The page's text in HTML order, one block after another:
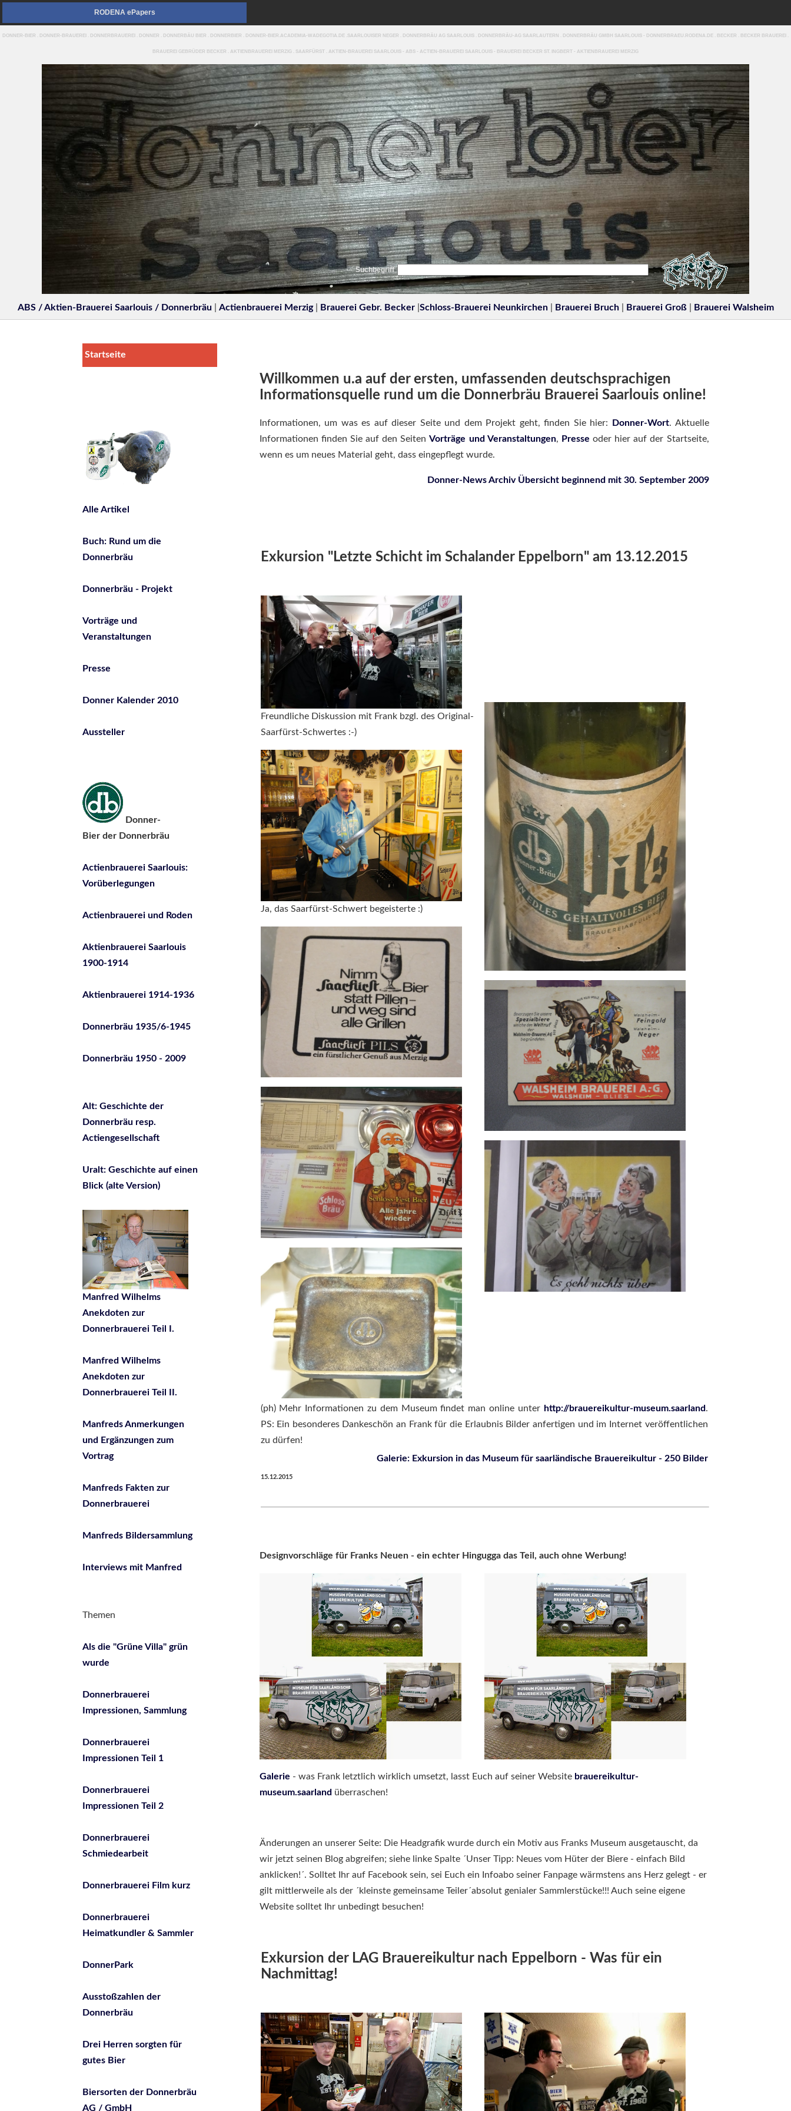
RODENA ePapers
DONNER-BIER . DONNER-BRAUEREI . DONNERBRAUEREI . DONNER . DONNERBÄU BIER . DONNERBIER . DONNER-BIER.ACADEMIA-WADEGOTIA.DE .SAARLOUISER NEGER . DONNERBRÄU AG SAARLOUIS . DONNERBRÄU-AG SAARLAUTERN . DONNERBRÄU GMBH SAARLOUIS - DONNERBRAEU.RODENA.DE . BECKER . BECKER BRAUEREI .
BRAUEREI GEBRÜDER BECKER . AKTIENBRAUEREI MERZIG . SAARFÜRST . AKTIEN-BRAUEREI SAARLOUIS - ABS - ACTIEN-BRAUEREI SAARLOUIS - BRAUEREI BECKER ST. INGBERT - AKTIENBRAUEREI MERZIG
Suchbegriff
ABS / Aktien-Brauerei Saarlouis / Donnerbräu Actienbrauerei Merzig| Brauerei Gebr. Becker| Schloss-Brauerei Neunkirchen| Brauerei Bruch| Brauerei Groß| Brauerei Walsheim
Startseite
Alle Artikel
Buch: Rund um die
Donnerbräu
Donnerbräu - Projekt
Vorträge und
Veranstaltungen
Presse
Donner Kalender 2010
Aussteller
Donner-
Bier der Donnerbräu
Actienbrauerei Saarlouis:
Vorüberlegungen
Actienbrauerei und Roden
Aktienbrauerei Saarlouis
1900-1914
Aktienbrauerei 1914-1936
Donnerbräu 1935/6-1945
Donnerbräu 1950 - 2009
Alt: Geschichte der
Donnerbräu resp.
Actiengesellschaft
Uralt: Geschichte auf einen
Blick (alte Version)
Manfred Wilhelms
Anekdoten zur
Donnerbrauerei Teil I.
Manfred Wilhelms
Anekdoten zur
Donnerbrauerei Teil II.
Manfreds Anmerkungen
und Ergänzungen zum
Vortrag
Manfreds Fakten zur
Donnerbrauerei
Manfreds Bildersammlung
Interviews mit Manfred
Themen
Als die "Grüne Villa" grün
wurde
Donnerbrauerei
Impressionen, Sammlung
Donnerbrauerei
Impressionen Teil 1
Donnerbrauerei
Impressionen Teil 2
Donnerbrauerei
Schmiedearbeit
Donnerbrauerei Film kurz
Donnerbrauerei
Heimatkundler & Sammler
DonnerPark
Ausstoßzahlen der
Donnerbräu
Drei Herren sorgten für
gutes Bier
Biersorten der Donnerbräu
AG / GmbH
Willkommen u.a auf der ersten, umfassenden deutschsprachigen
Informationsquelle rund um die Donnerbräu Brauerei Saarlouis online!
Informationen, um was es auf dieser Seite und dem Projekt geht, finden Sie hier: Donner-Wort. Aktuelle
Informationen finden Sie auf den SeitenVorträge und Veranstaltungen, Presse oder hier auf der Startseite,
wenn es um neues Material geht, dass eingepflegt wurde.
Donner-News Archiv Übersicht beginnend mit 30. September 2009
Exkursion "Letzte Schicht im Schalander Eppelborn" am 13.12.2015
Freundliche Diskussion mit Frank bzgl. des Original-
Saarfürst-Schwertes :-)
Ja, das Saarfürst-Schwert begeisterte :)
(ph) Mehr Informationen zu dem Museum findet man online unter http://brauereikultur-museum.saarland.
PS: Ein besonderes Dankeschön an Frank für die Erlaubnis Bilder anfertigen und im Internet veröffentlichen
zu dürfen!
Galerie: Exkursion in das Museum für saarländische Brauereikultur - 250 Bilder
15.12.2015
Designvorschläge für Franks Neuen - ein echter Hingugga das Teil, auch ohne Werbung!
Galerie - was Frank letztlich wirklich umsetzt, lasst Euch auf seiner Website brauereikultur-
museum.saarland überraschen!
Änderungen an unserer Seite: Die Headgrafik wurde durch ein Motiv aus Franks Museum ausgetauscht, da
wir jetzt seinen Blog abgreifen; siehe linke Spalte ´Unser Tipp: Neues vom Hüter der Biere - einfach Bild
anklicken!´. Solltet Ihr auf Facebook sein, sei Euch ein Infoabo seiner Fanpage wärmstens ans Herz gelegt - er
gilt mittlerweile als der ´kleinste gemeinsame Teiler´absolut genialer Sammlerstücke!!! Auch seine eigene
Website solltet Ihr unbedingt besuchen!
Exkursion der LAG Brauereikultur nach Eppelborn - Was für ein
Nachmittag!